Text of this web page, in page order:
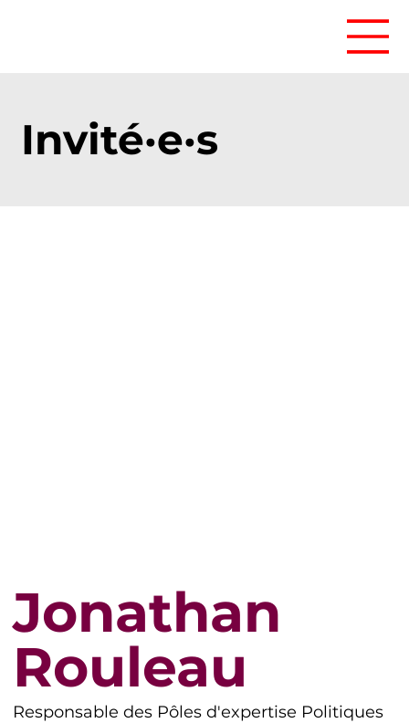
Invité·e·s
Jonathan
Rouleau
Responsable des Pôles d'expertise Politiques